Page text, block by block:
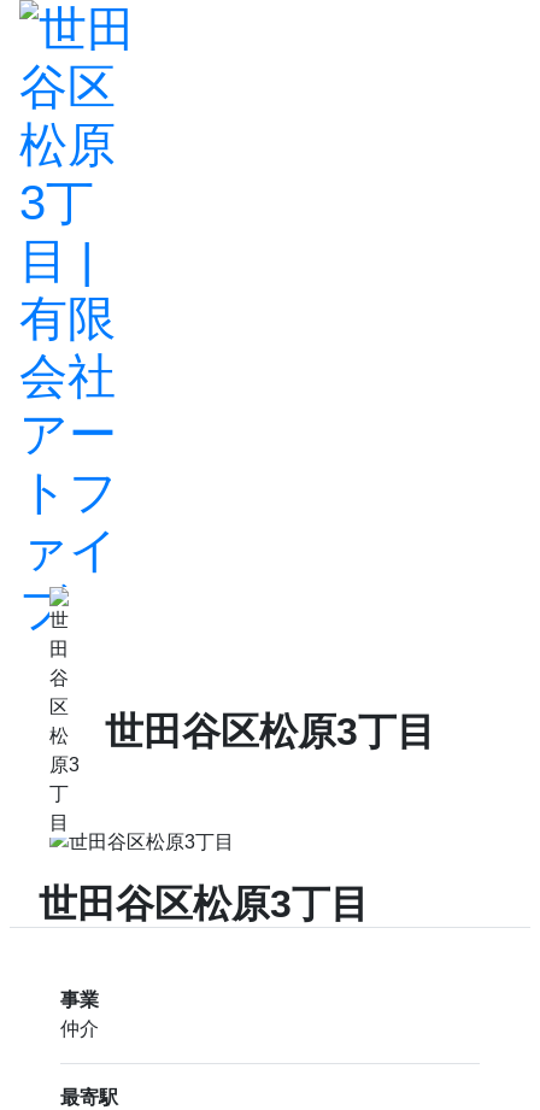
世田谷区松原3丁目
世田谷区松原3丁目
事業
仲介
最寄駅